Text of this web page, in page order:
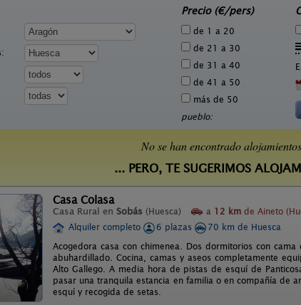
Precio (€/pers)
de 1 a 20
de 21 a 30
de 31 a 40
de 41 a 50
más de 50
pueblo:
No se han encontrado
... PERO, TE SUGERIMOS
Casa Colasa
Casa Rural en Sobás (Huesca) a 12 km de Aineto
Alquiler completo
6 plazas
70 km de Huesca
Acogedora casa con chimenea. Dos dormitorios con
abuhardillado. Cocina, camas y aseos completamente
Alto Gallego. A media hora de pistas de esquí de
pasar una tranquila estancia en familia o en compañía de
esquí y recogida de setas.